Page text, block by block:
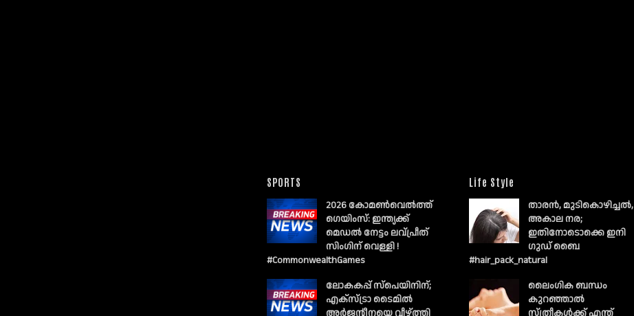
SPORTS
2026 കോമൺവെൽത്ത്
ഗെയിംസ്: ഇന്ത്യക്ക്
മെഡൽ നേട്ടം ലവ്പ്രീത്
സിംഗിന് വെള്ളി !
#CommonwealthGames
ലോകകപ്പ് സ്പെയിനിന്;
എക്സ്ട്രാ ടൈമിൽ
അർജന്റീനയെ വീഴ്ത്തി
Life Style
താരൻ, മുടികൊഴിച്ചൽ,
അകാല നര;
ഇതിനോടൊക്കെ ഇനി
ഗുഡ് ബൈ
#hair_pack_natural
ലൈംഗിക ബന്ധം
കുറഞ്ഞാല്‍
സ്ത്രീകള്‍ക്ക് എന്ത്